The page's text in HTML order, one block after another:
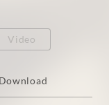
Video
Download